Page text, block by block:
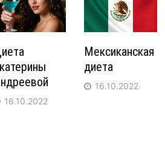
16.10.2022
Мексиканская
диета
16.10.2022